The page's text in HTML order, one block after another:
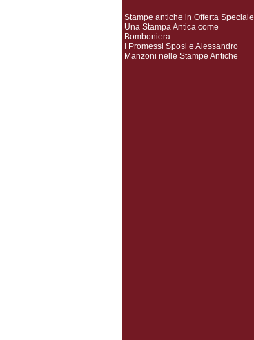
Stampe antiche in Offerta Speciale
Una Stampa Antica come
Bomboniera
I Promessi Sposi e Alessandro
Manzoni nelle Stampe Antiche